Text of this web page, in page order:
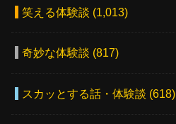
笑える体験談 (1,013)
奇妙な体験談 (817)
スカッとする話・体験談 (618)